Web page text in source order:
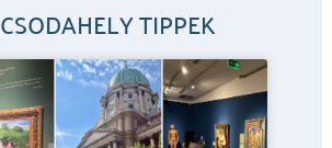
CSODAHELY TIPPEK